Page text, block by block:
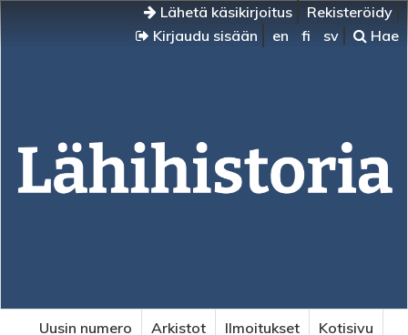
Lähetä käsikirjoitus
Rekisteröidy
Kirjaudu sisään
en fi sv Hae
Uusin numero Arkistot Ilmoitukset
Kotisivu